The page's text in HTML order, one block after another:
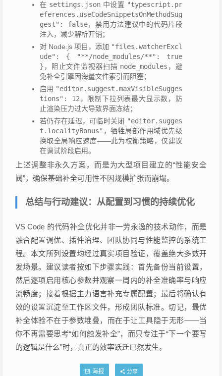
在 settings.json 中设置 "typescript.pr
eferences.useCodeSnippetsOnMethodSug
gest": false，禁用方法建议中的代码片段
注入，减少解析开销；
对 Node.js 项目，添加 "files.watcherExcl
ude": { "**/node_modules/**": true
} ，阻止文件监视器扫描 node_modules ，避
免补全引擎因海量文件索引而阻塞；
启用 "editor.suggest.maxVisibleSugges
tions": 12 ，限制下拉列表最大显示数，防
止渲染压力过大导致界面冻结；
若仍存在延迟，可临时关闭 "editor.sugges
t.localityBonus" ，牺牲局部作用域优先级
换取全局响应速度——此为权衡策略，仅建议
在调试阶段启用。
上述调整非永久方案，而是为大型项目建立的“性能安全
阀”，确保基础补全可用性不因规模扩张而崩塌。
总结与行动建议：从配置到习惯的持续优化
VS Code 的代码补全优化并非一劳永逸的技术动作，而是
融合配置调优、插件治理、团队协同与性能监控的系统工
程。本文所列设置均经过真实项目验证，覆盖绝大多数开
发场景。建议读者按如下步骤实践：首先备份当前设置，
然后逐项启用核心参数并观察一周内的补全准确率与响应
流畅度；接着根据主力语言补充专属配置；最后将确认有
效的设置沉淀至工作区文件，形成团队标准。切记，最优
补全体验不在于参数堆叠，而在于让工具隐于无形——当
你不再需要思考“如何触发补全”，而只专注于“下一个要写
的逻辑是什么”时，真正的效率跃迁已然发生。
海报 分享